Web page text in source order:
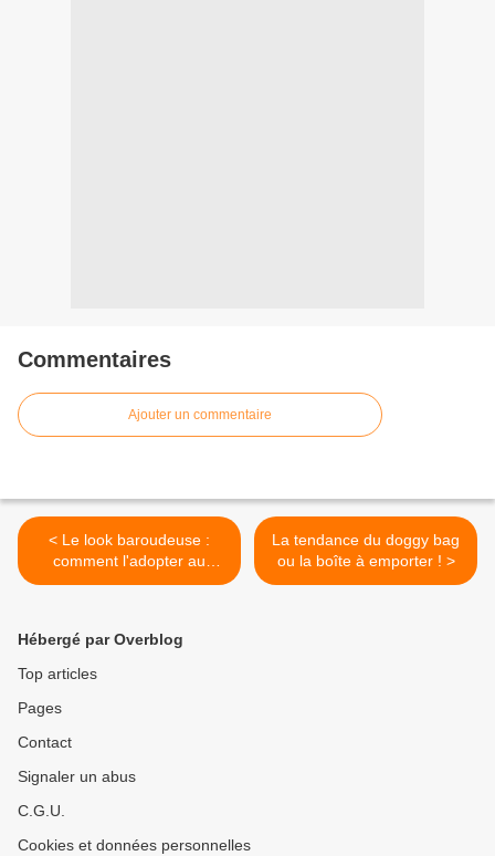
Commentaires
Ajouter un commentaire
< Le look baroudeuse :
comment l'adopter au
quotidien ?
La tendance du doggy bag
ou la boîte à emporter ! >
Hébergé par Overblog
Top articles
Pages
Contact
Signaler un abus
C.G.U.
Cookies et données personnelles